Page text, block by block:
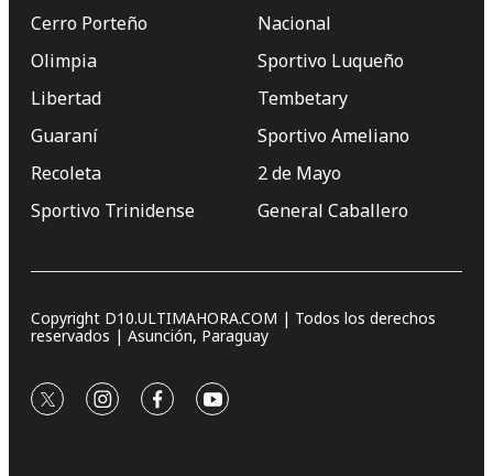
Cerro Porteño
Olimpia
Libertad
Guaraní
Recoleta
Sportivo Trinidense
Nacional
Sportivo Luqueño
Tembetary
Sportivo Ameliano
2 de Mayo
General Caballero
Copyright D10.ULTIMAHORA.COM | Todos los derechos
reservados | Asunción, Paraguay
twitterinstagram
facebookyoutube